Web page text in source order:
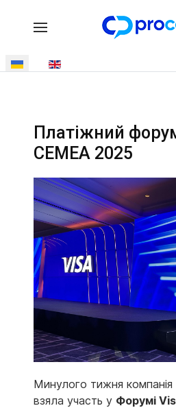
Виберіть свою мову
Платіжний
CEMEA 2025
Минулого тижня
взяла участь у Форумі